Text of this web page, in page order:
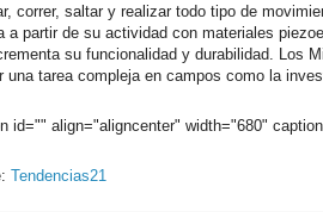
correr, saltar y realizar todo tipo de
a partir de su actividad con materiales
su funcionalidad y durabilidad. Los
una tarea compleja en campos como la
id="" align="aligncenter" width="680"
Tendencias21